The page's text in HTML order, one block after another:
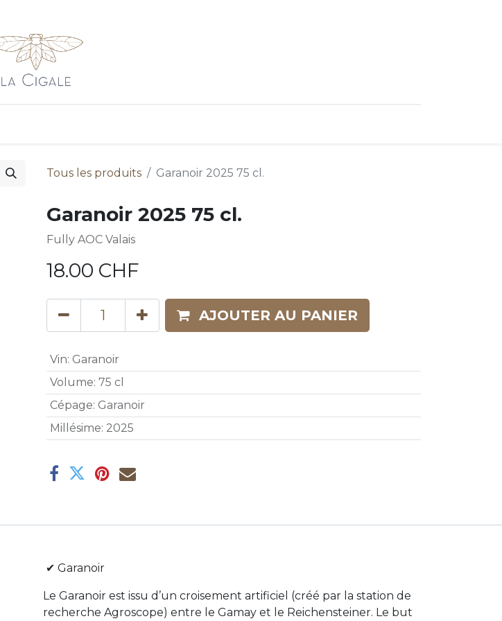
Tous les produits Garanoir 2025 75 cl.
Garanoir 2025 75 cl.
Fully AOC Valais
18.00 CHF
AJOUTER AU PANIER
Vin: Garanoir
Volume: 75 cl
Cépage: Garanoir
Millésime: 2025
✔ Garanoir
Le Garanoir est issu d’un croisement artificiel (créé par la station de
recherche Agroscope) entre le Gamay et le Reichensteiner. Le but